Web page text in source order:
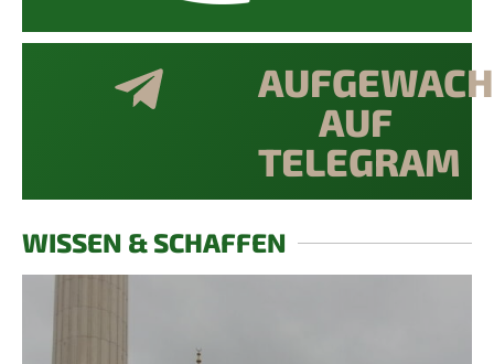
AUF
TELEGRAM
WISSEN & SCHAFFEN